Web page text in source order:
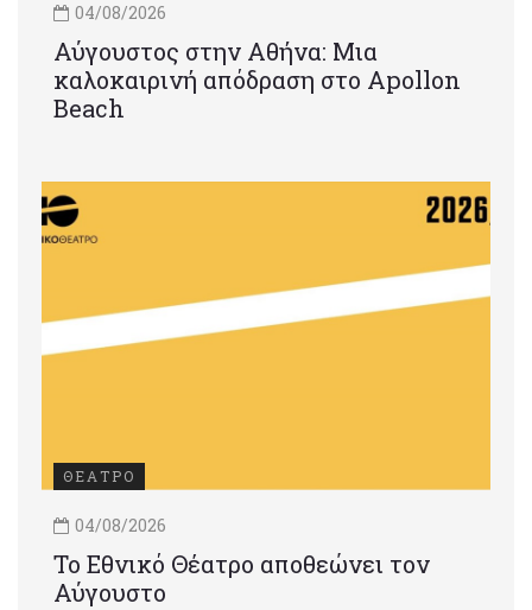
04/08/2026
Αύγουστος στην Αθήνα: Μια
καλοκαιρινή απόδραση στο Apollon
Beach
ΘΕΑΤΡΟ
04/08/2026
Το Εθνικό Θέατρο αποθεώνει τον
Αύγουστο